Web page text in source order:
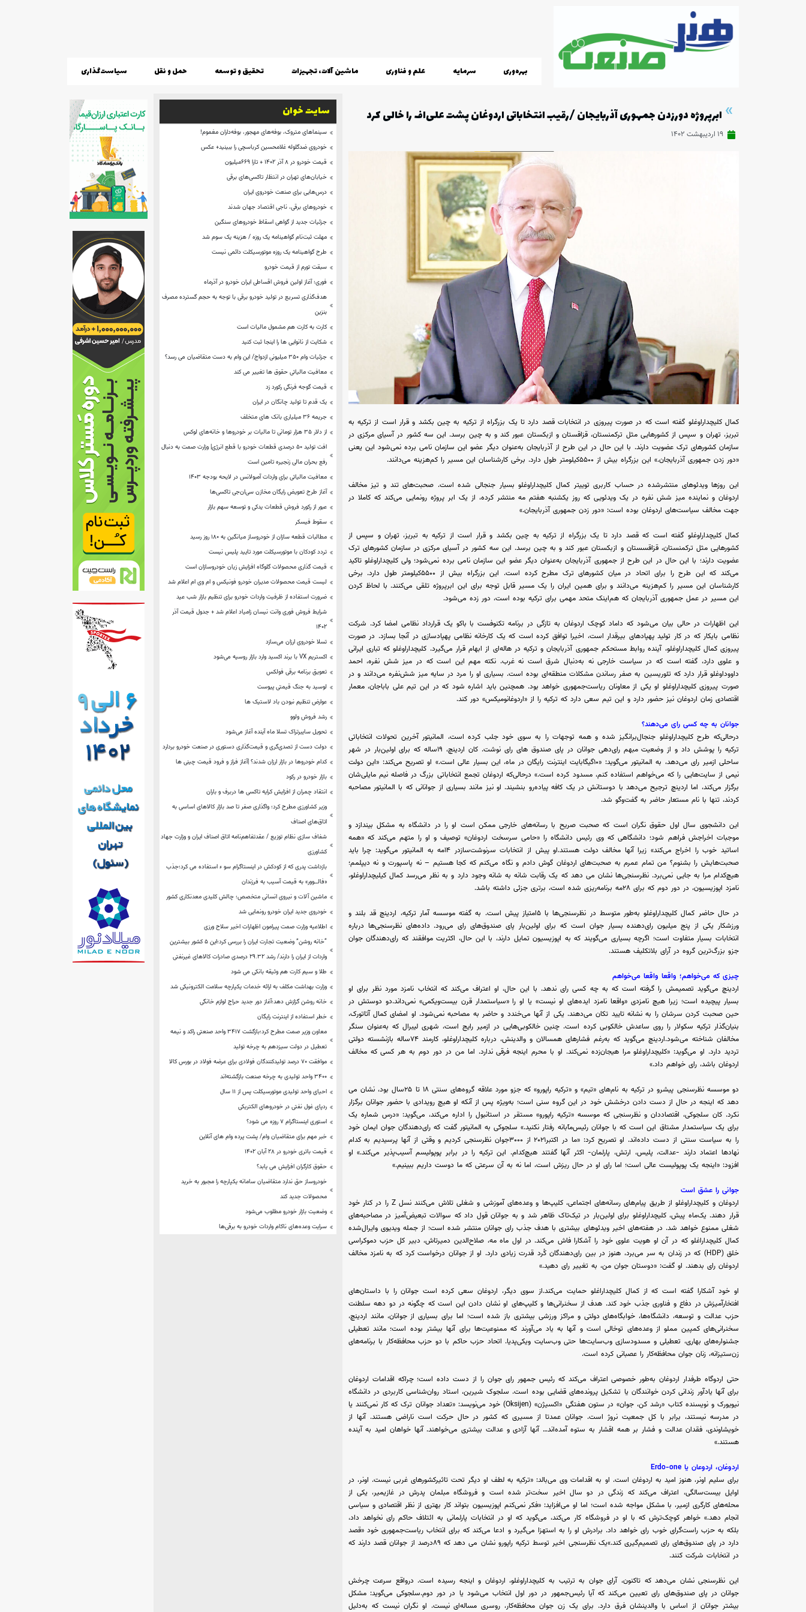
بهره‌وری سرمایه علم و فناوری ماشین آلات، تجهیزات تحقیق و توسعه حمل و نقل سیاست‌گذاری
» ابرپروژه دورزدن جمهوری آذربایجان /رقیب انتخاباتی اردوغان پشت علی‌اف را خالی کرد
۱۹ اردیبهشت ۱۴۰۲
کمال کلیچداراوغلو گفته است که در صورت پیروزی در انتخابات قصد دارد تا یک بزرگراه از ترکیه به چین بکشد و قرار است از ترکیه به
تبریز، تهران و سپس از کشورهایی مثل ترکمنستان، قزاقستان و ازبکستان عبور کند و به چین برسد. این سه کشور در آسیای مرکزی در
سازمان کشورهای ترک عضویت دارند. با این حال در این طرح از آذربایجان به‌عنوان دیگر عضو این سازمان نامی برده نمی‌شود این یعنی
«دور زدن جمهوری آذربایجان.» این بزرگراه بیش از ۵۵۰۰کیلومتر طول دارد. برخی کارشناسان این مسیر را کم‌هزینه می‌دانند.
این روزها ویدئوهای منتشرشده در حساب کاربری توییتر کمال کلیچداراوغلو بسیار جنجالی شده است. صحبت‌های تند و تیز مخالف
اردوغان و نماینده میز شش نفره در یک ویدئویی که روز یکشنبه هفتم مه منتشر کرده، از یک ابر پروژه رونمایی می‌کند که کاملا در
جهت مخالف سیاست‌های اردوغان بوده است: «دور زدن جمهوری آذربایجان.»
کمال کلیچداراوغلو گفته است که قصد دارد تا یک بزرگراه از ترکیه به چین بکشد و قرار است از ترکیه به تبریز، تهران و سپس از
کشورهایی مثل ترکمنستان، قزاقسستان و ازبکستان عبور کند و به چین برسد. این سه کشور در آسیای مرکزی در سازمان کشورهای ترک
عضویت دارند؛ با این حال در این طرح از جمهوری آذربایجان به‌عنوان دیگر عضو این سازمان نامی برده نمی‌شود؛ ولی کلیچداراوغلو تاکید
می‌کند که این طرح را برای اتحاد در میان کشورهای ترک مطرح کرده است. این بزرگراه بیش از ۵۵۰۰کیلومتر طول دارد. برخی
کارشناسان این مسیر را کم‌هزینه می‌دانند و برای همین ایران را یک مسیر قابل توجه برای این ابرپروژه تلقی می‌کنند. با لحاظ کردن
این مسیر در عمل جمهوری آذربایجان که هم‌اینک متحد مهمی برای ترکیه بوده است، دور زده می‌شود.
این اظهارات در حالی بیان می‌شود که داماد کوچک اردوغان به تازگی در برنامه تکنوفست با باکو یک قرارداد نظامی امضا کرد. شرکت
نظامی بایکار که در کار تولید پهپادهای بیرقدار است، اخیرا توافق کرده است که یک کارخانه نظامی پهپادسازی در آنجا بسازد. در صورت
پیروزی کمال کلیچداراوغلو، آینده روابط مستحکم جمهوری آذربایجان و ترکیه در هاله‌ای از ابهام قرار می‌گیرد. کلیچداراوغلو که تباری ایرانی
و علوی دارد، گفته است که در سیاست خارجی نه به‌دنبال شرق است نه غرب. نکته مهم این است که در میز شش نفره، احمد
داووداوغلو قرار دارد که تئوریسین به صفر رساندن مشکلات منطقه‌ای بوده است. بسیاری او را مرد در سایه میز شش‌نفره می‌دانند و در
صورت پیروزی کلیچداراوغلو او یکی از معاونان ریاست‌جمهوری خواهد بود. همچنین باید اشاره شود که در این تیم علی باباجان، معمار
اقتصادی زمان اردوغان نیز حضور دارد و این تیم سعی دارد که ترکیه را از «اردوغانومیکس» دور کند.
جوانان به چه کسی رای می‌دهند؟
درحالی‌که طرح کلیچداراوغلو جنجال‌برانگیز شده و همه توجهات را به سوی خود جلب کرده است، المانیتور آخرین تحولات انتخاباتی
ترکیه را پوشش داد و از وضعیت مبهم رای‌دهی جوانان در پای صندوق های رای نوشت. کان اردینچ، ۱۹ساله که برای اولین‌بار در شهر
ساحلی ازمیر رای می‌دهد، به المانیتور می‌گوید: «۱۰گیگابایت اینترنت رایگان در ماه، این بسیار عالی است.» او تصریح می‌کند: «این دولت
نیمی از سایت‌هایی را که می‌خواهم استفاده کنم، مسدود کرده است.» درحالی‌که اردوغان تجمع انتخاباتی بزرگ در فاصله نیم مایلی‌شان
برگزار می‌کند، اما اردینچ ترجیح می‌دهد با دوستانش در یک کافه پیاده‌رو بنشیند. او نیز مانند بسیاری از جوانانی که با المانیتور مصاحبه
کردند، تنها با نام مستعار حاضر به گفت‌وگو شد.
این دانشجوی سال اول حقوق نگران است که صحبت صریح با رسانه‌های خارجی ممکن است او را در دانشگاه به مشکل بیندازد و
موجبات اخراجش فراهم شود؛ دانشگاهی که وی رئیس دانشگاه را «حامی سرسخت اردوغان» توصیف و او را متهم می‌کند که «همه
اساتید خوب را اخراج می‌کند» زیرا آنها مخالف دولت هستند.او پیش از انتخابات سرنوشت‌سازدر ۱۴مه به المانیتور می‌گوید: چرا باید
صحبت‌هایش را بشنوم؟ من تمام عمرم به صحبت‌های اردوغان گوش دادم و نگاه می‌کنم که کجا هستیم – نه پاسپورت و نه دیپلمم؛
هیچ‌کدام مرا به جایی نمی‌برد. نظرسنجی‌ها نشان می دهد که یک رقابت شانه به شانه وجود دارد و به نظر می‌رسد کمال کیلیچداراوغلو،
نامزد اپوزیسیون، در دور دوم که برای ۲۸مه برنامه‌ریزی شده است، برتری جزئی داشته باشد.
در حال حاضر کمال کلیچداراوغلو به‌طور متوسط در نظرسنجی‌ها با ۵امتیاز پیش است. به گفته موسسه آمار ترکیه، اردینچ قد بلند و
ورزشکار یکی از پنج میلیون رای‌دهنده بسیار جوان است که برای اولین‌بار پای صندوق‌های رای می‌رود. داده‌های نظرسنجی‌ها درباره
انتخابات بسیار متفاوت است؛ اگرچه بسیاری می‌گویند که به اپوزیسیون تمایل دارند، با این حال، اکثریت موافقند که رای‌دهندگان جوان
جزو بزرگ‌ترین گروه در آرای بلاتکلیف هستند.
چیزی که می‌خواهم؛ واقعا واقعا می‌خواهم
اردینچ می‌گوید تصمیمش را گرفته است که به چه کسی رای ندهد. با این حال، او اعتراف می‌کند که انتخاب نامزد مورد نظر برای او
بسیار پیچیده است؛ زیرا هیچ نامزدی «واقعا نامزد ایده‌های او نیست» یا او را «سیاستمدار قرن بیست‌ویکمی» نمی‌داند.دو دوستش در
حین صحبت کردن سرشان را به نشانه تایید تکان می‌دهند. یکی از آنها می‌خندد و حاضر به مصاحبه نمی‌شود. او امضای کمال آتاتورک،
بنیان‌گذار ترکیه سکولار را روی ساعدش خالکوبی کرده است. چنین خالکوبی‌هایی در ازمیر رایج است، شهری لیبرال که به‌عنوان سنگر
مخالفان شناخته می‌شود.اردینچ می‌گوید که به‌رغم فشارهای همسالان و والدینش، درباره کلیچداراوغلو، کارمند ۷۴ساله بازنشسته دولتی
تردید دارد. او می‌گوید: «کلیچداراوغلو مرا هیجان‌زده نمی‌کند. او با محرم اینجه فرقی ندارد. اما من در دور دوم به هر کسی که مخالف
اردوغان باشد، رای خواهم داد.»
دو موسسه نظرسنجی پیشرو در ترکیه به نام‌های «تیم» و «ترکیه راپورو» که جزو مورد علاقه گروه‌های سنتی ۱۸ تا ۲۵سال بود، نشان می
دهد که اینجه در حال از دست دادن درخشش خود در این گروه سنی است؛ به‌ویژه پس از آنکه او هیچ رویدادی با حضور جوانان برگزار
نکرد. کان سلجوکی، اقتصاددان و نظرسنجی که موسسه «ترکیه راپورو» مستقر در استانبول را اداره می‌کند، می‌گوید: «درس شماره یک
برای یک سیاستمدار مشتاق این است که با جوانان رئیس‌مآبانه رفتار نکنید.» سلجوکی به المانیتور گفت که رای‌دهندگان جوان ایمان خود
را به سیاست سنتی از دست داده‌اند. او تصریح کرد: «ما در اکتبر۲۰۲۱ از ۳۰۰۰جوان نظرسنجی کردیم و وقتی از آنها پرسیدیم به کدام
نهادها اعتماد دارند -عدالت، پلیس، ارتش، پارلمان- اکثر آنها گفتند هیچ‌کدام. این ترکیه را در برابر پوپولیسم آسیب‌پذیر می‌کند.» او
افزود: «اینجه یک پوپولیست عالی است؛ اما رای او در حال ریزش است، اما نه به آن سرعتی که ما دوست داریم ببینیم.»
جوانی را عشق است
اردوغان و کلیچداراوغلو از طریق پیام‌های رسانه‌های اجتماعی، کلیپ‌ها و وعده‌های آموزشی و شغلی تلاش می‌کنند نسل Z را در کنار خود
قرار دهند. یک‌ماه پیش، کلیچداراوغلو برای اولین‌بار در تیک‌تاک ظاهر شد و به جوانان قول داد که سوالات تبعیض‌آمیز در مصاحبه‌های
شغلی ممنوع خواهد شد. در هفته‌های اخیر ویدئوهای بیشتری با هدف جذب رای جوانان منتشر شده است؛ از جمله ویدیوی وایرال‌شده
کمال کلیچداراغلو که در آن او هویت علوی خود را آشکارا فاش می‌کند. در اول ماه مه، صلاح‌الدین دمیرتاش، دبیر کل حزب دموکراسی
خلق (HDP) که در زندان به سر می‌برد، هنوز در بین رای‌دهندگان کُرد قدرت زیادی دارد. او از جوانان درخواست کرد که به نامزد مخالف
اردوغان رای بدهند. او گفت: «دوستان جوان من، به تغییر رای دهید.»
او خود آشکارا گفته است که از کمال کلیچداراغلو حمایت می‌کند.از سوی دیگر، اردوغان سعی کرده است جوانان را با داستان‌های
افتخارآمیزش در دفاع و فناوری جذب خود کند. هدف از سخنرانی‌ها و کلیپ‌های او نشان دادن این است که چگونه در دو دهه سلطنت
حزب عدالت و توسعه، دانشگاه‌ها، خوابگاه‌های دولتی و مراکز ورزشی بیشتری باز شده است؛ اما برای بسیاری از جوانان، مانند اردینچ،
سخنرانی‌های کمپین مملو از وعده‌های توخالی است و آنها به یاد می‌آورند که ممنوعیت‌ها برای آنها بیشتر بوده است؛ مانند تعطیلی
جشنواره‌های بهاری، تعطیلی و مسدودسازی وب‌سایت‌ها حتی وب‌سایت ویکی‌پدیا. اتحاد حزب حاکم با دو حزب محافظه‌کار با برنامه‌های
زن‌ستیزانه، زنان جوان محافظه‌کار را عصبانی کرده است.
حتی اردوگاه طرفدار اردوغان به‌طور خصوصی اعتراف می‌کند که رئیس جمهور رای جوان را از دست داده است؛ چراکه اقدامات اردوغان
برای آنها یادآور زندانی کردن خوانندگان یا تشکیل پرونده‌های قضایی بوده است. سلجوک شیرین، استاد روان‌شناسی کاربردی در دانشگاه
نیویورک و نویسنده کتاب «رشد کن، جوان» در ستون هفتگی «اکسیژن» (Oksijen) خود می‌نویسد: «تعداد جوانان ترک که کار نمی‌کنند یا
در مدرسه نیستند، برابر با کل جمعیت نروژ است. جوانان عمدتا از مسیری که کشور در حال حرکت است ناراضی هستند. آنها از
خویشاوندی، فقدان عدالت و فشار بر همه اقشار به ستوه آمده‌اند… آنها آزادی و عدالت بیشتری می‌خواهند. آنها خواهان امید به آینده
هستند.»
اردوغان، اردوعان یا Erdo-one
برای سلیم اونر، هنوز امید به اردوغان است. او به اقدامات وی می‌بالد: «ترکیه به لطف او دیگر تحت تاثیرکشورهای غربی نیست. اونر، در
اوایل بیست‌سالگی، اعتراف می‌کند که زندگی در دو سال اخیر سخت‌تر شده است و فروشگاه مبلمان پدرش در غازیمیر، یکی از
محله‌های کارگری ازمیر، با مشکل مواجه شده است؛ اما او می‌افزاید: «فکر نمی‌کنم اپوزیسیون بتواند کار بهتری از نظر اقتصادی و سیاسی
انجام دهد.» خواهر کوچک‌ترش که با او در فروشگاه کار می‌کند، می‌گوید که او در انتخابات پارلمانی به ائتلاف حاکم رای نخواهد داد،
بلکه به حزب راست‌گرای خوب رای خواهد داد. برادرش او را به استهزا می‌گیرد و ادعا می‌کند که برای انتخاب ریاست‌جمهوری خود «قصد
دارد در پای صندوق‌های رای تصمیم‌گیری کند.»یک نظرسنجی اخیر توسط ترکیه راپورو نشان می دهد که ۸۹درصد از جوانان قصد دارند که
در انتخابات شرکت کنند.
این نظرسنجی نشان می‌دهد که تاکنون، آرای جوان به ترتیب به کلیچداراوغلو، اردوغان و اینجه رسیده است. درواقع سرعت چرخش
جوانان در پای صندوق‌های رای تعیین می‌کند که آیا رئیس‌جمهور در دور اول انتخاب می‌شود یا در دور دوم.سلجوکی می‌گوید: مشکل
بیشتر جوانان از اساس با والدینشان فرق دارد. برای یک زن جوان محافظه‌کار، روسری مساله‌ای نیست. او نگران نیست که به‌دلیل
سایت خوان
سینماهای متروک، بوفه‌های مهجور، بوفه‌داران مغموم!
خودروی ضدگلوله غلامحسین کرباسچی را ببینید+ عکس
قیمت خودرو در ۸ آذر ۱۴۰۲ + تارا ۶۶۹میلیون
خیابان‌های تهران در انتظار تاکسی‌های برقی
درس‌هایی برای صنعت خودروی ایران
خودروهای برقی، ناجی اقتصاد جهان شدند
جزئیات جدید از گواهی اسقاط خودروهای سنگین
مهلت ثبت‌نام گواهینامه یک روزه / هزینه یک سوم شد
طرح گواهینامه یک روزه موتورسیکلت دائمی نیست
سبقت تورم از قیمت خودرو
فوری؛ آغاز اولین فروش اقساطی ایران خودرو در آذرماه
هدف‌گذاری تسریع در تولید خودرو برقی با توجه به حجم گسترده مصرف‌
بنزین
کارت به کارت هم مشمول مالیات است
شکایت از نانوایی ها را اینجا ثبت کنید
جزئیات وام ۳۵۰ میلیونی ازدواج/ این وام به دست متقاضیان می رسد؟
معافیت مالیاتی حقوق ها تغییر می کند
قیمت گوجه فرنگی رکورد زد
یک قدم تا تولید چانگان در ایران
جریمه ۳۶ میلیاری بانک های متخلف
از دلار ۳۵ هزار تومانی تا مالیات بر خودروها و خانه‌های لوکس
افت تولید ۵۰ درصدی قطعات خودرو با قطع انرژی| وزارت صمت به دنبال
رفع بحران مالی زنجیره تامین است
معافیت مالیاتی برای واردات آمبولانس در لایحه بودجه ۱۴۰۳
آغاز طرح تعویض رایگان مخازن سی‌ان‌جی تاکسی‌ها
عبور از ركورد فروش قطعات یدكی و توسعه سهم بازار
سقوط فیسکر
مطالبات قطعه سازان از خودروساز میانگین به ۱۸۰ روز رسید
تردد کودکان با موتورسیکلت مورد تایید پلیس نیست
قیمت‌ گذاری محصولات گلوگاه افزایش زیان خودروسازان است
لیست قیمت محصولات مدیران خودرو فونیکس و ام وی ام اعلام شد
ضرورت استفاده از ظرفیت واردات خودرو برای تنظیم بازار شب عید
شرایط فروش فوری وانت نیسان زامیاد اعلام شد + جدول قیمت آذر
۱۴۰۲
تسلا خودروی ارزان می‌سازد
اکستریم VX با برند اکسید وارد بازار روسیه می‌شود
تعویق برنامه برقی فولکس
لوسید به جنگ قیمتی پیوست
عوارض تنظیم نبودن باد لاستیک ها
رشد فروش ولوو
تحویل سایبرتراک تسلا ماه آینده آغاز می‌شود
دولت دست از تصدی‌گری و قیمت‌گذاری دستوری در صنعت خودرو بردارد
کدام خودروها در بازار ارزان شدند؟ |آغاز فراز و فرود قیمت چینی ها
بازار خودرو در رکود
انتقاد چمران از افزایش کرایه‌ تاکسی‌ ها دربرف و باران
وزیر کشاورزی مطرح کرد؛ واگذاری صفر تا صد بازار کالاهای اساسی به
اتاق‌های اصناف
شفاف سازی نظام توزیع / عقدتفاهم‌نامه اتاق اصناف ایران و وزارت جهاد
کشاورزی
بازداشت پدری که از کودکش در اینستاگرام سو ء استفاده می کرد؛جذب
«فالــوور» به قیمت آسیب به فرزندان
ماشین آلات و نیروی انسانی متخصص؛ چالش کلیدی معدنکاری کشور
خودروی جدید ایران خودرو رونمایی شد
اطلاعیه وزارت صمت پیرامون اظهارات اخیر سلاح‌ ورزی
“خانه روشن” وضعیت تجارت ایران را بررسی کرد؛این ۵ کشور بیشترین
واردات از ایران را دارند/ رشد ۲۹.۳۲ درصدی صادرات کالاهای غیرنفتی
طلا و سیم کارت هم وثیقه بانکی می شود
وزارت بهداشت مکلف به ارائه خدمات یکپارچه سلامت الکترونیکی شد
خانه روشن گزازش دهد؛آغاز دور جدید حراج لوازم خانگی
خطر استفاده از اینترنت رایگان
معاون وزیر صمت مطرح کرد؛بازگشت ۳۴۱۷ واحد صنعتی راکد و نیمه
تعطیل در دولت سیزدهم به چرخه تولید
موافقت ۷۰ درصد تولیدکنندگان فولادی برای عرضه فولاد در بورس کالا
۳۴۰۰ واحد تولیدی به چرخه صنعت بازگشته‌اند
احیای واحد تولیدی موتورسیکلت پس از ۱۱ سال
ردپای غول نفتی در خودروهای الکتریکی
استوری اینستاگرام ۷ روزه می شود؟
خبر مهم برای متقاضیان وام/ پشت پرده وام های آنلاین
قیمت باتری خودرو در ۲۸ آبان ۱۴۰۲
حقوق کارگران افزایش می یابد؟
خودروساز حق ندارد متقاضیان سامانه یکپارچه را مجبور به خرید
محصولات جدید کند
وضعیت بازار خودرو مطلوب می‌شود
سرایت وعده‌های ناکام واردات خودرو به برقی‌ها